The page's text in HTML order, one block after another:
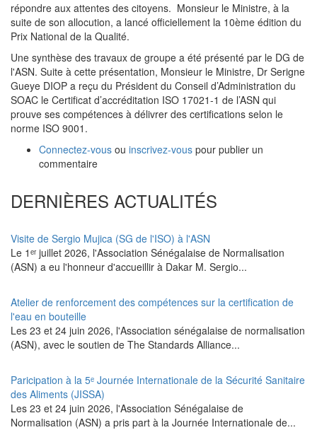
répondre aux attentes des citoyens. Monsieur le Ministre, à la
suite de son allocution, a lancé officiellement la 10ème édition du
Prix National de la Qualité.
Une synthèse des travaux de groupe a été présenté par le DG de
l'ASN. Suite à cette présentation, Monsieur le Ministre, Dr Serigne
Gueye DIOP a reçu du Président du Conseil d’Administration du
SOAC le Certificat d’accréditation ISO 17021-1 de l’ASN qui
prouve ses compétences à délivrer des certifications selon le
norme ISO 9001.
Connectez-vous ou inscrivez-vous pour publier un
commentaire
DERNIÈRES ACTUALITÉS
Visite de Sergio Mujica (SG de l'ISO) à l'ASN
Le 1ᵉʳ juillet 2026, l'Association Sénégalaise de Normalisation
(ASN) a eu l'honneur d'accueillir à Dakar M. Sergio...
Atelier de renforcement des compétences sur la certification de
l'eau en bouteille
Les 23 et 24 juin 2026, l'Association sénégalaise de normalisation
(ASN), avec le soutien de The Standards Alliance...
Paricipation à la 5ᵉ Journée Internationale de la Sécurité Sanitaire
des Aliments (JISSA)
‎Les 23 et 24 juin 2026, l'Association Sénégalaise de
Normalisation (ASN) a pris part à la Journée Internationale de...